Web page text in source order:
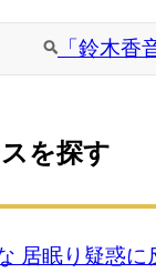
「鈴木
を探す
居眠り疑惑に